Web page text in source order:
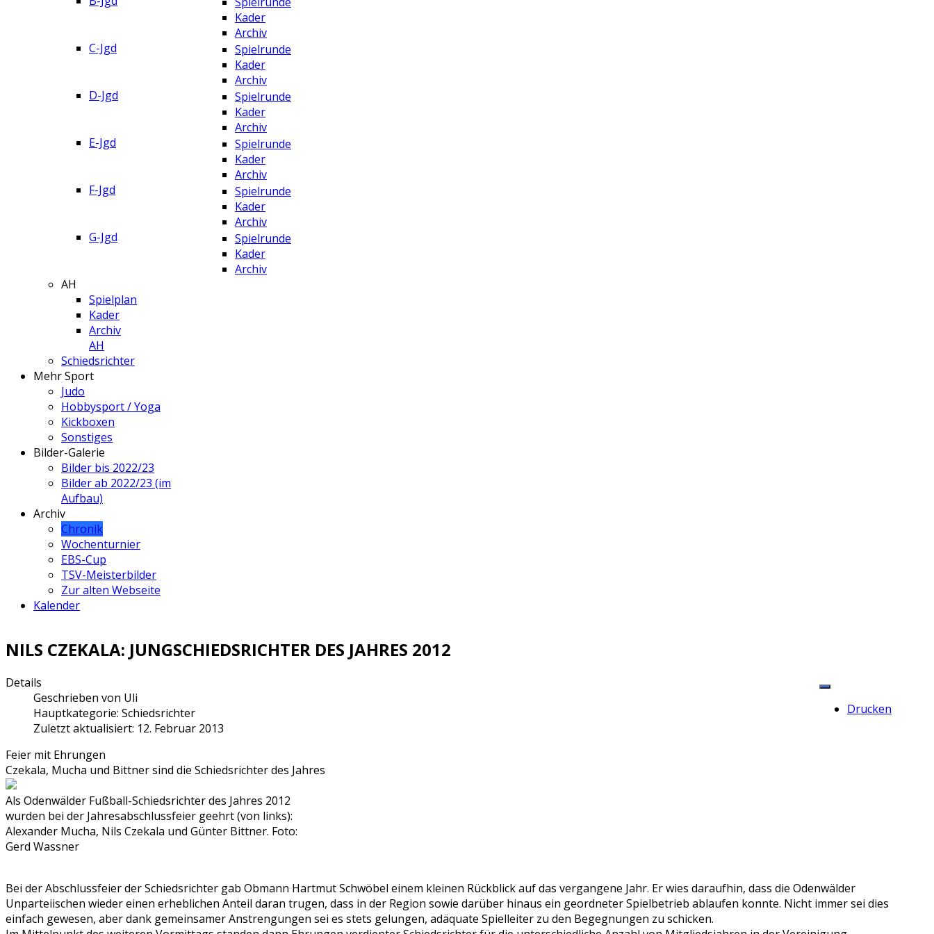
Kader
Archiv
C-Jgd
Spielrunde
Kader
Archiv
D-Jgd
Spielrunde
Kader
Archiv
E-Jgd
Spielrunde
Kader
Archiv
F-Jgd
Spielrunde
Kader
Archiv
G-Jgd
Spielrunde
Kader
Archiv
AH
Spielplan
Kader
Archiv
AH
Schiedsrichter
Mehr Sport
Judo
Hobbysport / Yoga
Kickboxen
Sonstiges
Bilder-Galerie
Bilder bis 2022/23
Bilder ab 2022/23 (im
Aufbau)
Archiv
Chronik
Wochenturnier
EBS-Cup
TSV-Meisterbilder
Zur alten Webseite
Kalender
NILS CZEKALA: JUNGSCHIEDSRICHTER DES JAHRES 2012
Drucken
Details
Geschrieben von Uli
Hauptkategorie: Schiedsrichter
Zuletzt aktualisiert: 12. Februar 2013
Feier mit Ehrungen
Czekala, Mucha und Bittner sind die Schiedsrichter des Jahres
Als Odenwälder Fußball-Schiedsrichter des Jahres 2012
wurden bei der Jahresabschlussfeier geehrt (von links):
Alexander Mucha, Nils Czekala und Günter Bittner. Foto:
Gerd Wassner
Bei der Abschlussfeier der Schiedsrichter gab Obmann Hartmut Schwöbel einem kleinen Rückblick auf das vergangene Jahr. Er wies daraufhin, dass die Odenwälder
Unparteiischen wieder einen erheblichen Anteil daran trugen, dass in der Region sowie darüber hinaus ein geordneter Spielbetrieb ablaufen konnte. Nicht immer sei dies
einfach gewesen, aber dank gemeinsamer Anstrengungen sei es stets gelungen, adäquate Spielleiter zu den Begegnungen zu schicken.